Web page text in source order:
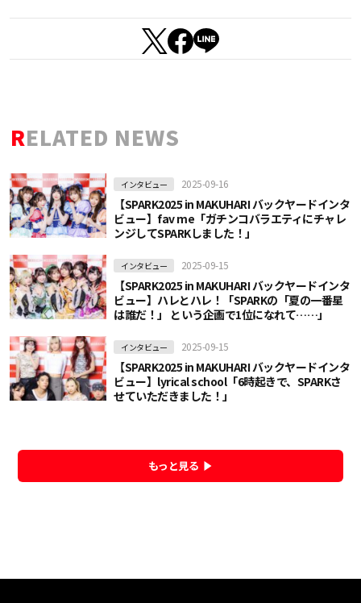
RELATED NEWS
インタビュー 2025-09-16
【SPARK2025 in MAKUHARI バックヤードインタ
ビュー】fav me「ガチンコバラエティにチャレ
ンジしてSPARKしました！」
インタビュー 2025-09-15
【SPARK2025 in MAKUHARI バックヤードインタ
ビュー】ハレとハレ！「SPARKの「夏の一番星
は誰だ！」 という企画で1位になれて……」
インタビュー 2025-09-15
【SPARK2025 in MAKUHARI バックヤードインタ
ビュー】lyrical school「6時起きで、SPARKさ
せていただきました！」
もっと見る